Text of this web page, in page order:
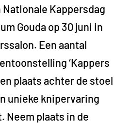
Nationale Kappersdag
Gouda op 30 juni in
Een aantal
‘Kappers
plaats achter de stoel
unieke knipervaring
Neem plaats in de